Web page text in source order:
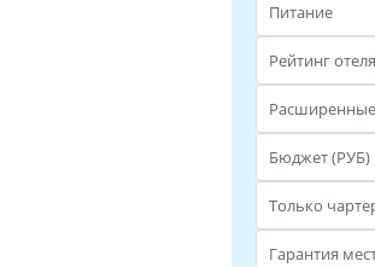
Питание
Рейтинг отеля
Бюджет (РУБ)
Только
Гарантия